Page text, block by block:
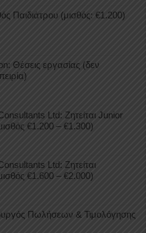
Παιδιάτρου (μισθός: €1.200)
Θέσεις εργασίας (δεν
Ltd: Ζητείται Junior
€1.200 – €1.300)
Ltd: Ζητείται
€1.600 – €2.000)
Πωλήσεων & Τιμολόγησης